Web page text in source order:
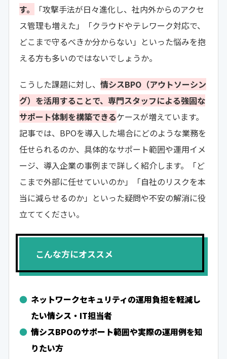
す。
「攻撃手法が日々進化し、社内外からのアクセ
ス管理も増えた」「クラウドやテレワーク対応で、
どこまで守るべきか分からない」といった悩みを抱
える方も多いのではないでしょうか。
こうした課題に対し、 情シスBPO（アウトソーシン
グ）を活用することで、専門スタッフによる強固な
サポート体制を構築できるケースが増えています。
記事では、BPOを導入した場合にどのような業務を
任せられるのか、具体的なサポート範囲や運用イメ
ージ、導入企業の事例まで詳しく紹介します。「ど
こまで外部に任せていいのか」「自社のリスクを本
当に減らせるのか」といった疑問や不安の解消に役
立ててください。
こんな方にオススメ
ネットワークセキュリティの運用負担を軽減し
たい情シス・IT担当者
情シスBPOのサポート範囲や実際の運用例を知
りたい方